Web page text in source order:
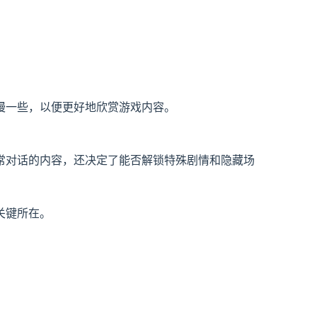
些，以便更好地欣赏游戏内容。
话的内容，还决定了能否解锁特殊剧情和隐藏场
所在。